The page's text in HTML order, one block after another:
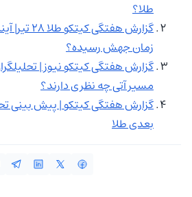
طلا؟
گزارش هفتگی
زمان جهش رسیده؟
گزارش هفتگی کیتکو نیوز |‌
مسیر آتی چه نظری دارند؟
گزارش هفتگی کیتکو | پیش بینی
بعدی طلا